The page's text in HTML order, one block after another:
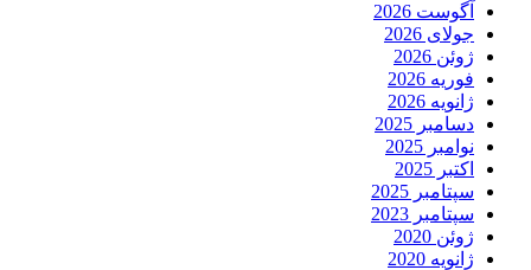
آگوست 2026
جولای 2026
ژوئن 2026
فوریه 2026
ژانویه 2026
دسامبر 2025
نوامبر 2025
اکتبر 2025
سپتامبر 2025
سپتامبر 2023
ژوئن 2020
ژانویه 2020